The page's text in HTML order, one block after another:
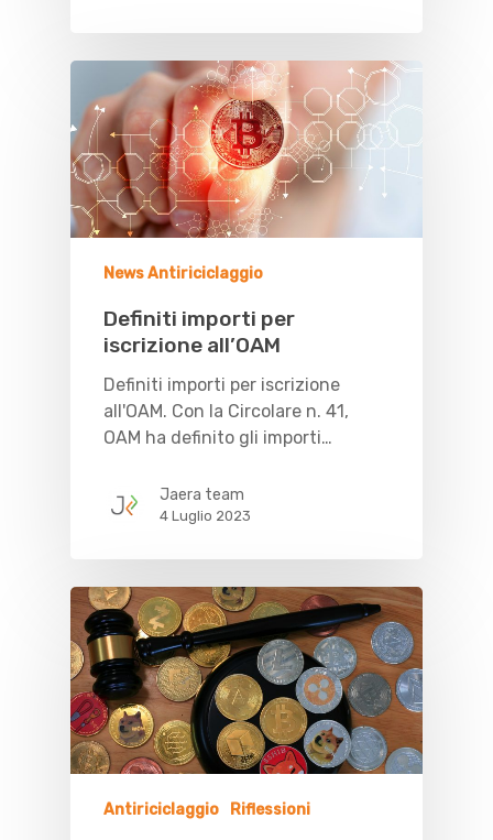
News Antiriciclaggio
Definiti importi per
iscrizione all’OAM
Definiti importi per iscrizione
all'OAM. Con la Circolare n. 41,
OAM ha definito gli importi…
Jaera team
4 Luglio 2023
Antiriciclaggio Riflessioni